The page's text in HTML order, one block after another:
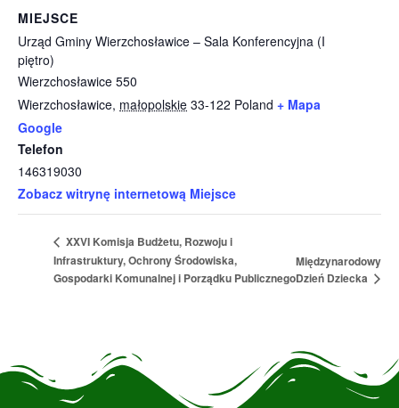
MIEJSCE
Urząd Gminy Wierzchosławice – Sala Konferencyjna (I
piętro)
Wierzchosławice 550
Wierzchosławice, małopolskie 33-122 Poland + Mapa
Google
Telefon
146319030
Zobacz witrynę internetową Miejsce
XXVI Komisja Budżetu, Rozwoju i
Infrastruktury, Ochrony Środowiska,
Gospodarki Komunalnej i Porządku Publicznego
Międzynarodowy
Dzień Dziecka